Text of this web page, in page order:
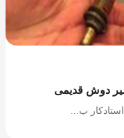
دوش قدیمی
ب...